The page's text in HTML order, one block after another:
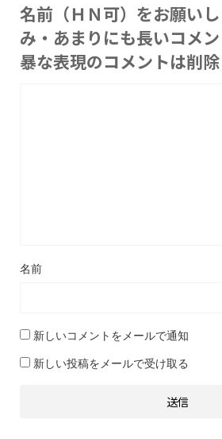
名前（ＨＮ可）をお願い
み・あまりにも長いコメ
暴な表現のコメントは削除
名前
新しいコメントをメールで通知
新しい投稿をメールで受け取る